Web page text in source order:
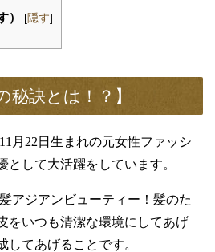
） [隠す]
秘訣とは！？】
11 月 22 日生まれの元女性ファッシ
として大活躍をしています。
アジアンビューティー！髪のた
をいつも清潔な環境にしてあげ
してあげることです。